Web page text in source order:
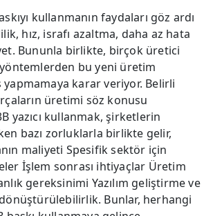
kullanmanın faydaları göz ardı
hız, israfı azaltma, daha az hata
Bununla birlikte, birçok üretici
bu yeni üretim
karar veriyor. Belirli
üretimi söz konusu
yazıcı kullanmak, şirketlerin
bazı zorluklarla birlikte gelir,
maliyeti Spesifik sektör için
İşlem sonrası ihtiyaçlar Üretim
gereksinimi Yazılım geliştirme ve
Bunlar, herhangi